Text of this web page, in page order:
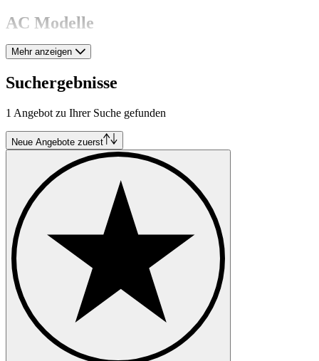
AC Modelle
AC 2 Liter
AC Ace
AC Aceca
Mehr anzeigen
Suchergebnisse
1 Angebot zu Ihrer Suche gefunden
Neue Angebote zuerst